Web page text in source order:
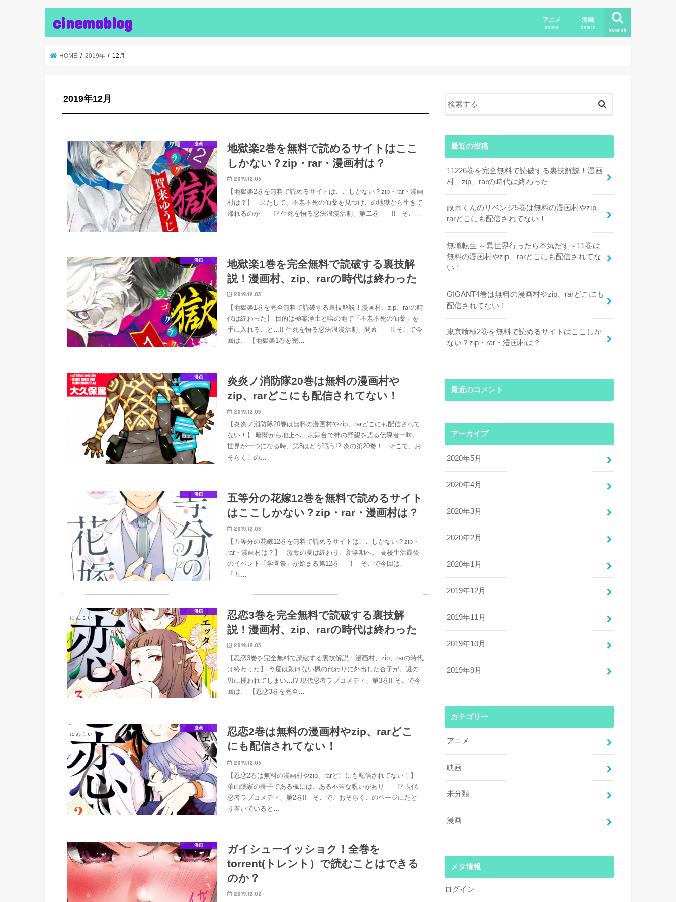
cinemablog search
アニメ
anime
漫画
comic
HOME 2019年 12月
2019年12月
漫画
地獄楽2巻を無料で読めるサイトはここ
しかない？zip・rar・漫画村は？
2019.12.03
【地獄楽2巻を無料で読めるサイトはここしかない？zip・rar・漫画
村は？】 果たして、不老不死の仙薬を見つけこの地獄から生きて
帰れるのか――!? 生死を悟る忍法浪漫活劇、第二巻――!! そこ…
漫画
地獄楽1巻を完全無料で読破する裏技解
説！漫画村、zip、rarの時代は終わった
2019.12.03
【地獄楽1巻を完全無料で読破する裏技解説！漫画村、zip、rarの時
代は終わった】 目的は極楽浄土と噂の地で「不老不死の仙薬」を
手に入れること…!! 生死を悟る忍法浪漫活劇、開幕――!! そこで今
回は、 【地獄楽1巻を完…
漫画
炎炎ノ消防隊20巻は無料の漫画村や
zip、rarどこにも配信されてない！
2019.12.03
【炎炎ノ消防隊20巻は無料の漫画村やzip、rarどこにも配信されて
ない！】 暗闇から地上へ、表舞台で神の野望を語る伝導者一味。
世界が一つになる時、第8はどう戦う!? 炎の第20巻！ そこで、お
そらくこの…
漫画
五等分の花嫁12巻を無料で読めるサイト
はここしかない？zip・rar・漫画村は？
2019.12.03
【五等分の花嫁12巻を無料で読めるサイトはここしかない？zip・
rar・漫画村は？】 激動の夏は終わり、新学期へ。 高校生活最後
のイベント「学園祭」が始まる第12巻──！ そこで今回は、
『五…
漫画
忍恋3巻を完全無料で読破する裏技解
説！漫画村、zip、rarの時代は終わった
2019.12.03
【忍恋3巻を完全無料で読破する裏技解説！漫画村、zip、rarの時代
は終わった】 今度は動けない楓の代わりに外出した杏子が、謎の
男に攫われてしまい…!? 現代忍者ラブコメディ、第3巻!! そこで今
回は、 【忍恋3巻を完全…
漫画
忍恋2巻は無料の漫画村やzip、rarどこ
にも配信されてない！
2019.12.03
【忍恋2巻は無料の漫画村やzip、rarどこにも配信されてない！】
華山院家の長子である楓には、ある不吉な呪いがあり――!? 現代
忍者ラブコメディ、第2巻!! そこで、おそらくこのページにたど
り着いていると…
漫画
ガイシューイッショク！全巻を
torrent(トレント）で読むことはできる
のか？
2019.12.02
最近の投稿
11226巻を完全無料で読破する裏技解説！漫画
村、zip、rarの時代は終わった
政宗くんのリベンジ5巻は無料の漫画村やzip、
rarどこにも配信されてない！
無職転生 ～異世界行ったら本気だす～11巻は
無料の漫画村やzip、rarどこにも配信されてな
い！
GIGANT4巻は無料の漫画村やzip、rarどこにも
配信されてない！
東京喰種2巻を無料で読めるサイトはここしか
ない？zip・rar・漫画村は？
最近のコメント
アーカイブ
2020年5月
2020年4月
2020年3月
2020年2月
2020年1月
2019年12月
2019年11月
2019年10月
2019年9月
カテゴリー
アニメ
映画
未分類
漫画
メタ情報
ログイン